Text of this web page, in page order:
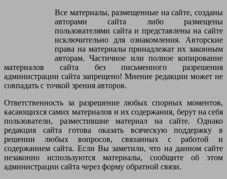
Все материалы, размещенные на сайте, созданы
авторами сайта либо размещены
пользователями сайта и представлены на сайте
исключительно для ознакомления. Авторские
права на материалы принадлежат их законным
авторам. Частичное или полное копирование
материалов сайта без письменного разрешения
администрации сайта запрещено! Мнение редакции может не
совпадать с точкой зрения авторов.
Ответственность за разрешение любых спорных моментов,
касающихся самих материалов и их содержания, берут на себя
пользователи, разместившие материал на сайте. Однако
редакция сайта готова оказать всяческую поддержку в
решении любых вопросов, связанных с работой и
содержанием сайта. Если Вы заметили, что на данном сайте
незаконно используются материалы, сообщите об этом
администрации сайта через форму обратной связи.